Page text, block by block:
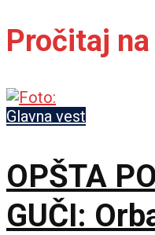
Pročitaj
Glavna vest
OPŠTA
GUČI: